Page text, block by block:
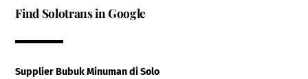
Find Solotrans in Google
Supplier Bubuk Minuman di Solo